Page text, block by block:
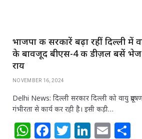
भाजपा की सरकारें बढ़ा रहीं दिल्ली में
के बावजूद बीएस-4 की डीज़ल बसें भेज
राय
NOVEMBER 16, 2024
Delhi News: दिल्ली सरकार दिल्ली को वायु
गंभीरता से कार्य कर रही है। इसी कड़ी…
W F T Li E